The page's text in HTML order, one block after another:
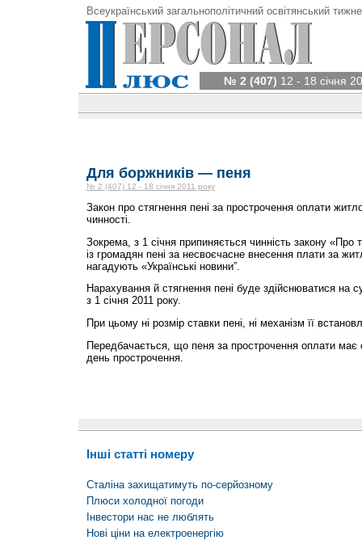
Всеукраїнський загальнополітичний освітянський
№ 2 (407) 12 - 18 січня
Для боржників — пеня
№ 2 (407) 12 - 18 січня 2011 року
Закон про стягнення пені за прострочення оплати
чинності.
Зокрема, з 1 січня припиняється чинність закону «Про
із громадян пені за несвоєчасне внесення плати за
нагадують «Українські новини”.
Нарахування й стягнення пені буде здійснюватися на
з 1 січня 2011 року.
При цьому ні розмір ставки пені, ні механізм її
Передбачається, що пеня за прострочення оплати має
день прострочення.
Інші статті номеру
Сталіна захищатимуть по-серйозному
Плюси холодної погоди
Інвестори нас не люблять
Нові ціни на електроенергію